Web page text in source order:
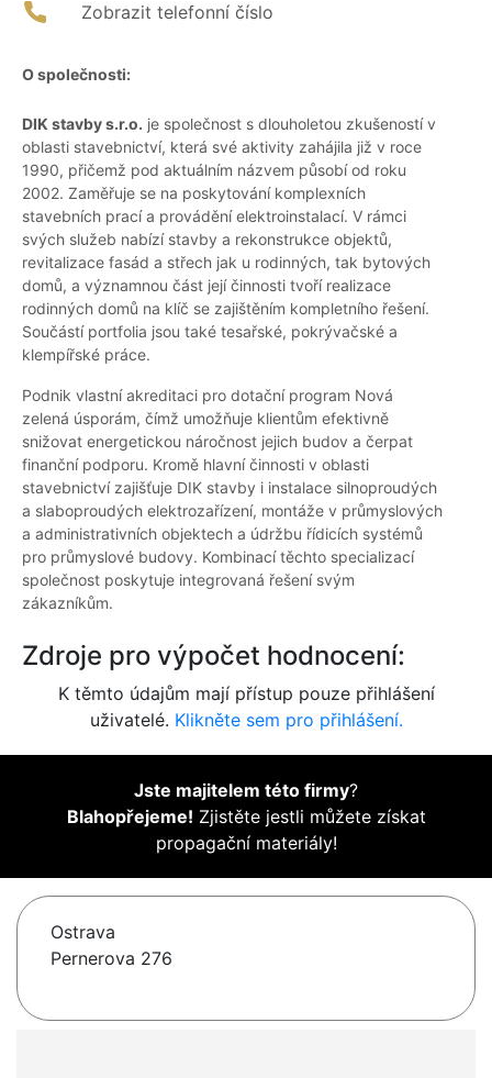
Zobrazit telefonní číslo
O společnosti:
DIK stavby s.r.o. je společnost s dlouholetou zkušeností v
oblasti stavebnictví, která své aktivity zahájila již v roce
1990, přičemž pod aktuálním názvem působí od roku
2002. Zaměřuje se na poskytování komplexních
stavebních prací a provádění elektroinstalací. V rámci
svých služeb nabízí stavby a rekonstrukce objektů,
revitalizace fasád a střech jak u rodinných, tak bytových
domů, a významnou část její činnosti tvoří realizace
rodinných domů na klíč se zajištěním kompletního řešení.
Součástí portfolia jsou také tesařské, pokrývačské a
klempířské práce.
Podnik vlastní akreditaci pro dotační program Nová
zelená úsporám, čímž umožňuje klientům efektivně
snižovat energetickou náročnost jejich budov a čerpat
finanční podporu. Kromě hlavní činnosti v oblasti
stavebnictví zajišťuje DIK stavby i instalace silnoproudých
a slaboproudých elektrozařízení, montáže v průmyslových
a administrativních objektech a údržbu řídicích systémů
pro průmyslové budovy. Kombinací těchto specializací
společnost poskytuje integrovaná řešení svým
zákazníkům.
Zdroje pro výpočet hodnocení:
K těmto údajům mají přístup pouze přihlášení
uživatelé. Klikněte sem pro přihlášení.
Jste majitelem této firmy?
Blahopřejeme! Zjistěte jestli můžete získat
propagační materiály!
Ostrava
Pernerova 276